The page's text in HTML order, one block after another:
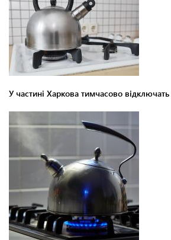
У частині Харкова тимчасово відключать